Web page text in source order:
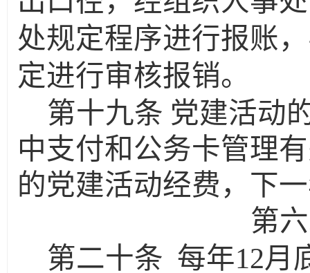
处规定程序进行报账
定进行审核报销。
第十九条 党建活动
中支付和公务卡管理
的党建活动经费，下
第
第二十条 每年12月